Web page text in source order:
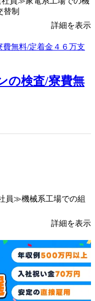
替制
詳細を表示
の検査/寮費無
員≫機械系工場での組
詳細を表示